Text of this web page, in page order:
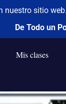
Mis clases